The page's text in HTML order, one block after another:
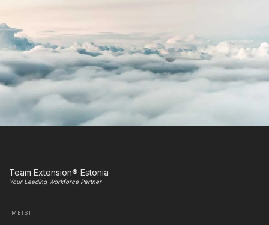
Team Extension® Estonia
Your Leading Workforce Partner
MEIST